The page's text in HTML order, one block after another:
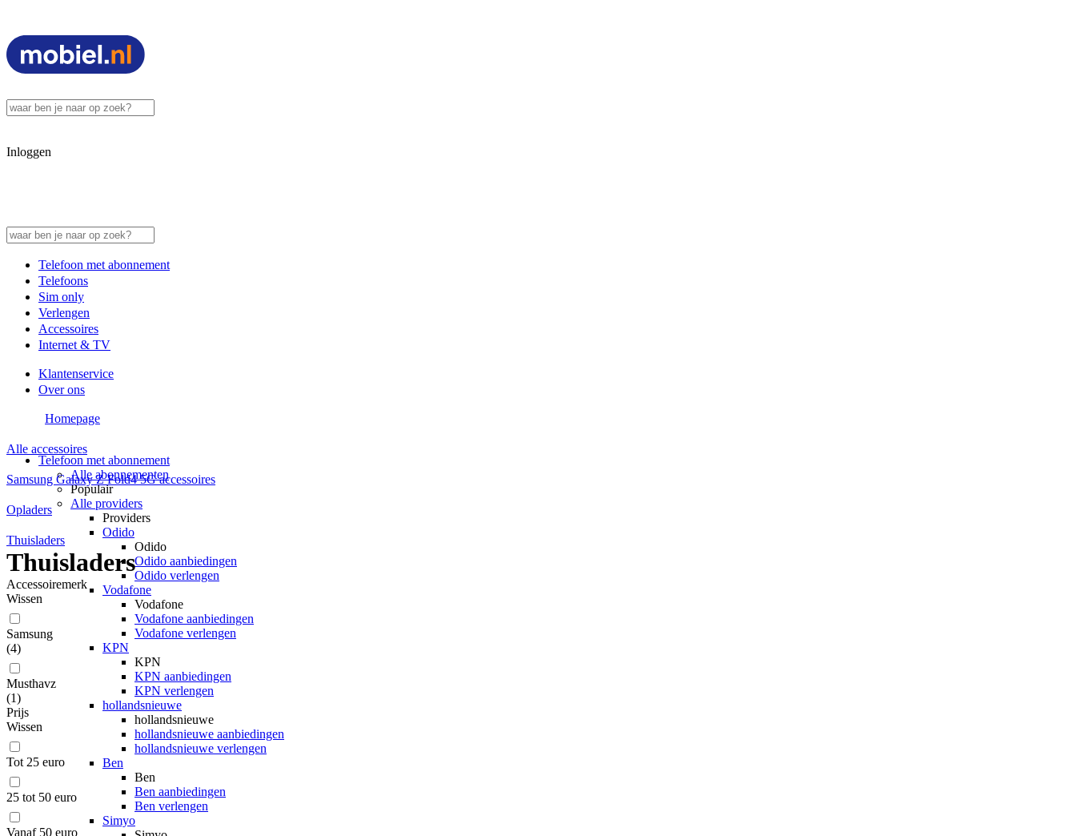
Inloggen
Telefoon met abonnement
Telefoons
Sim only
Verlengen
Accessoires
Internet & TV
Klantenservice
Over ons
Telefoon met abonnement
Alle abonnementen
Populair
Alle providers
Providers
Odido
Odido
Odido aanbiedingen
Odido verlengen
Vodafone
Vodafone
Vodafone aanbiedingen
Vodafone verlengen
KPN
KPN
KPN aanbiedingen
KPN verlengen
hollandsnieuwe
hollandsnieuwe
hollandsnieuwe aanbiedingen
hollandsnieuwe verlengen
Ben
Ben
Ben aanbiedingen
Ben verlengen
Simyo
Homepage
Alle accessoires
Samsung Galaxy Z Fold4 5G accessoires
Opladers
Thuisladers
Thuisladers
Accessoiremerk
Wissen
Samsung
(4)
Musthavz
(1)
Prijs
Wissen
Tot 25 euro
25 tot 50 euro
Vanaf 50 euro